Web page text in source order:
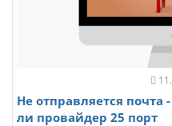
Не отправляется
ли провайдер 25 порт